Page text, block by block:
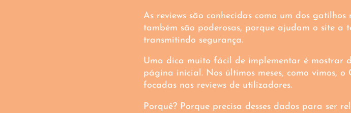
As reviews são conhecidas como um dos gatilhos
também são poderosas, porque ajudam o site a
transmitindo segurança.
Uma dica muito fácil de implementar é mostrar
página inicial. Nos últimos meses, como vimos, o
focadas nas reviews de utilizadores.
Porquê? Porque precisa desses dados para ser